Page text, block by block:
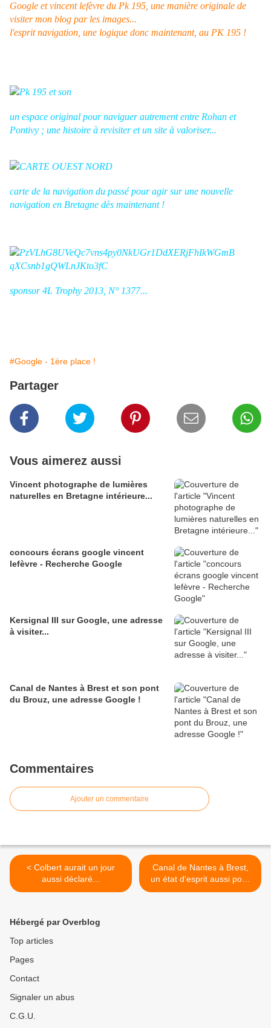
Google et vincent lefèvre du Pk 195, une manière originale de
visiter mon blog par les images...
l'esprit navigation, une logique donc maintenant, au PK 195 !
un espace original pour naviguer autrement entre Rohan et
Pontivy ; une histoire à revisiter et un site à valoriser...
carte de la navigation du passé pour agir sur une nouvelle
navigation en Bretagne dès maintenant !
sponsor 4L Trophy 2013, N° 1377...
#Google - 1ère place !
Partager
Vous aimerez aussi
Vincent photographe de lumières
naturelles en Bretagne intérieure...
concours écrans google vincent
lefèvre - Recherche Google
Kersignal III sur Google, une adresse
à visiter...
Canal de Nantes à Brest et son pont
du Brouz, une adresse Google !
Commentaires
Ajouter un commentaire
< Colbert aurait un jour
aussi déclaré...
Canal de Nantes à Brest,
un état d'esprit aussi pour
son histoire ! >
Hébergé par Overblog
Top articles
Pages
Contact
Signaler un abus
C.G.U.